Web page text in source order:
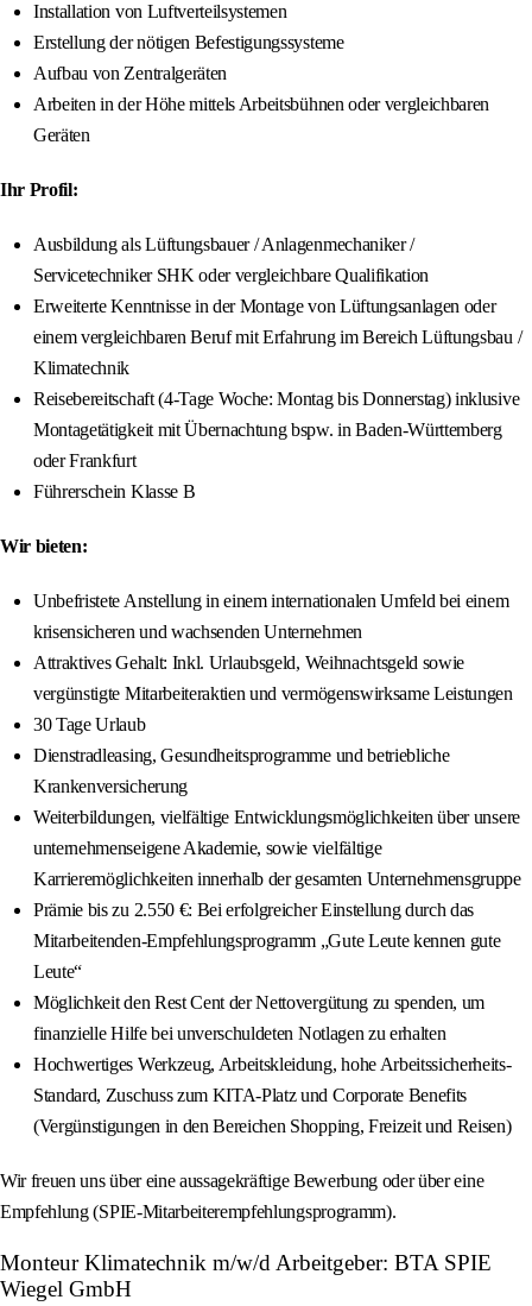
Installation von Luftverteilsystemen
Erstellung der nötigen Befestigungssysteme
Aufbau von Zentralgeräten
Arbeiten in der Höhe mittels Arbeitsbühnen oder vergleichbaren
Geräten
Ihr Profil:
Ausbildung als Lüftungsbauer / Anlagenmechaniker /
Servicetechniker SHK oder vergleichbare Qualifikation
Erweiterte Kenntnisse in der Montage von Lüftungsanlagen oder
einem vergleichbaren Beruf mit Erfahrung im Bereich Lüftungsbau /
Klimatechnik
Reisebereitschaft (4-Tage Woche: Montag bis Donnerstag) inklusive
Montagetätigkeit mit Übernachtung bspw. in Baden-Württemberg
oder Frankfurt
Führerschein Klasse B
Wir bieten:
Unbefristete Anstellung in einem internationalen Umfeld bei einem
krisensicheren und wachsenden Unternehmen
Attraktives Gehalt: Inkl. Urlaubsgeld, Weihnachtsgeld sowie
vergünstigte Mitarbeiteraktien und vermögenswirksame Leistungen
30 Tage Urlaub
Dienstradleasing, Gesundheitsprogramme und betriebliche
Krankenversicherung
Weiterbildungen, vielfältige Entwicklungsmöglichkeiten über unsere
unternehmenseigene Akademie, sowie vielfältige
Karrieremöglichkeiten innerhalb der gesamten Unternehmensgruppe
Prämie bis zu 2.550 €: Bei erfolgreicher Einstellung durch das
Mitarbeitenden-Empfehlungsprogramm „Gute Leute kennen gute
Leute“
Möglichkeit den Rest Cent der Nettovergütung zu spenden, um
finanzielle Hilfe bei unverschuldeten Notlagen zu erhalten
Hochwertiges Werkzeug, Arbeitskleidung, hohe Arbeitssicherheits-
Standard, Zuschuss zum KITA-Platz und Corporate Benefits
(Vergünstigungen in den Bereichen Shopping, Freizeit und Reisen)
Wir freuen uns über eine aussagekräftige Bewerbung oder über eine
Empfehlung (SPIE-Mitarbeiterempfehlungsprogramm).
Monteur Klimatechnik m/w/d Arbeitgeber: BTA SPIE
Wiegel GmbH